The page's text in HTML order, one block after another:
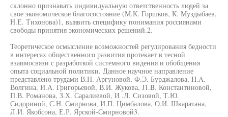
склонно признавать индивидуальную ответственность людей за
свое экономическое благосостояние (М.К. Горшков, К. Муздыбаев,
Н.Е. Тихонова)1, выявить специфику понимания россиянами
свободы принятия экономических решений.2.
Теоретическое осмысление возможностей регулирования бедности
в интересах общественного развития протекает в тесной
взаимосвязи с разработкой системного видения и обобщения
опыта социальной политики. Данное научное направление
представлено трудами В.Н. Аргуновой, Ф.Э. Бурджалова, H.A.
Волгина, И.А. Григорьевой, В.И. Жукова, J1.B. Константиновой,
П.В. Романова, З.Х. Саралиевой, И .Л. Сизовой, Т.Ю.
Сидориной, С.Н. Смирнова, И.П. Цимбалова, О.И. Шкаратана,
Л.И. Якобсона, Е.Р. Ярской-Смирновой3.